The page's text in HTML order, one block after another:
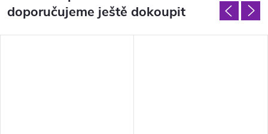
doporučujeme ještě dokoupit